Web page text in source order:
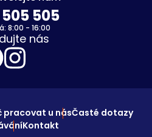
505
8:00 - 16:00
nás
pracovat u násČasté dotazy
Kontakt